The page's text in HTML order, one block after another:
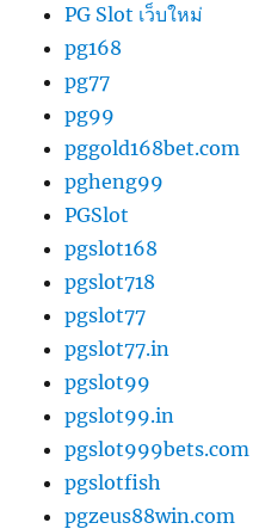
PG Slot เว็บใหม่
pg168
pg77
pg99
pggold168bet.com
pgheng99
PGSlot
pgslot168
pgslot718
pgslot77
pgslot77.in
pgslot99
pgslot99.in
pgslot999bets.com
pgslotfish
pgzeus88win.com